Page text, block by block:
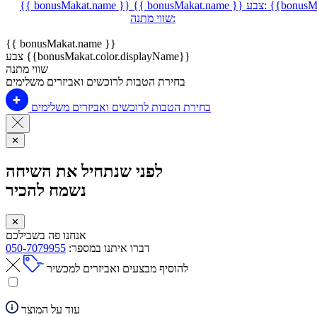
{{ bonusMakat.name }} {{ bonusMakat.name }} צבע:
שווי מתנה:
{{ bonusMakat.name }}
צבע {{bonusMakat.color.displayName}}
שווי מתנה
בחירת הטבות לרוכשים ואביזרים משלימים
בחירת הטבות לרוכשים ואביזרים משלימים
✕
לפני שנתחיל את השיחה
נשמח להכיר
✕
אנחנו פה בשבילכם
דברו איתנו במספר: 050-7079955
להוסיף מבצעים ואביזרים למכשיר
עוד על המוצר